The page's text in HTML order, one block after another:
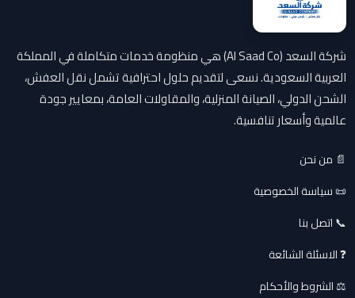
شركة السعد (Al Saad Co) هي منظومة خدمات متكاملة في المملكة
العربية السعودية. نسعى لتقديم حلول احترافية تشمل نقل العفش،
الشحن الدولي، الصيانة المنزلية، والمقاولات العامة، بمعايير جودة
عالمية وأسعار تنافسية.
📄 من نحن
📜 سياسة الخصوصية
📞 اتصل بنا
❓ الاسئلة الشائعة
⚖️ الشروط والأحكام